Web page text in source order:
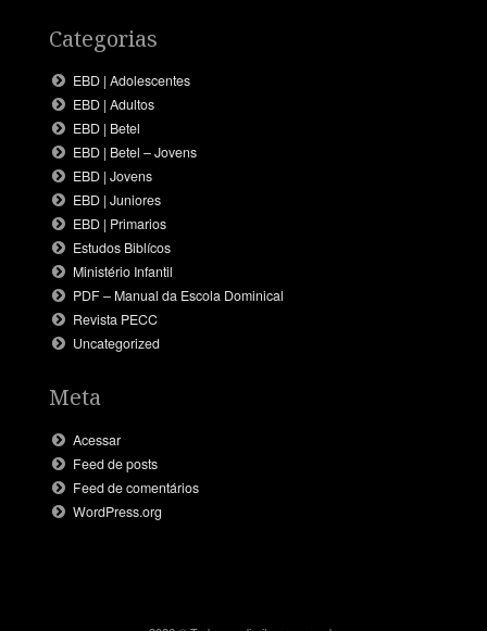
Categorias
EBD | Adolescentes
EBD | Adultos
EBD | Betel
EBD | Betel – Jovens
EBD | Jovens
EBD | Juniores
EBD | Primarios
Estudos Biblícos
Ministério Infantil
PDF – Manual da Escola Dominical
Revista PECC
Uncategorized
Meta
Acessar
Feed de posts
Feed de comentários
WordPress.org